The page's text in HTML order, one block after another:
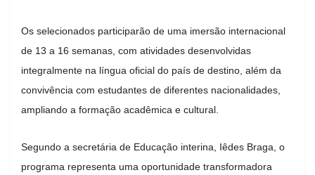
Os selecionados participarão de uma imersão internacional
de 13 a 16 semanas, com atividades desenvolvidas
integralmente na língua oficial do país de destino, além da
convivência com estudantes de diferentes nacionalidades,
ampliando a formação acadêmica e cultural.
Segundo a secretária de Educação interina, Iêdes Braga, o
programa representa uma oportunidade transformadora